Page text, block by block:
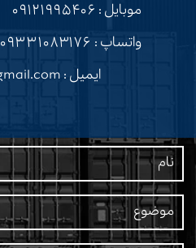
موبایل : ۰۹۱۲۱۹۹۵۴۰۶
واتساپ : ۰۹۳۳۱۰۸۳۱۷۶
ایمیل : soltani.trd.soltani@gmail.com